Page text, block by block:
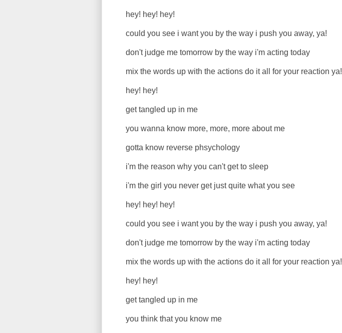
hey! hey! hey!
could you see i want you by the way i push you away, ya!
don't judge me tomorrow by the way i'm acting today
mix the words up with the actions do it all for your reaction ya!
hey! hey!
get tangled up in me
you wanna know more, more, more about me
gotta know reverse phsychology
i'm the reason why you can't get to sleep
i'm the girl you never get just quite what you see
hey! hey! hey!
could you see i want you by the way i push you away, ya!
don't judge me tomorrow by the way i'm acting today
mix the words up with the actions do it all for your reaction ya!
hey! hey!
get tangled up in me
you think that you know me